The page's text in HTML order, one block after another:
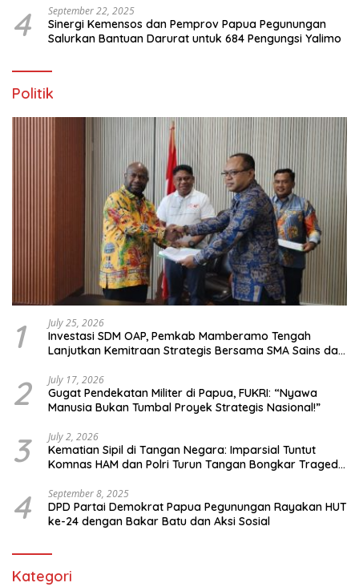
4 September 22, 2025
Sinergi Kemensos dan Pemprov Papua Pegunungan
Salurkan Bantuan Darurat untuk 684 Pengungsi Yalimo
Politik
1 July 25, 2026
Investasi SDM OAP, Pemkab Mamberamo Tengah
Lanjutkan Kemitraan Strategis Bersama SMA Sains dan
2 July 17, 2026
Gugat Pendekatan Militer di Papua, FUKRI: “Nyawa
Manusia Bukan Tumbal Proyek Strategis Nasional!”
3 July 2, 2026
Kematian Sipil di Tangan Negara: Imparsial Tuntut
Komnas HAM dan Polri Turun Tangan Bongkar Tragedi
4 September 8, 2025
DPD Partai Demokrat Papua Pegunungan Rayakan HUT
ke-24 dengan Bakar Batu dan Aksi Sosial
Kategori